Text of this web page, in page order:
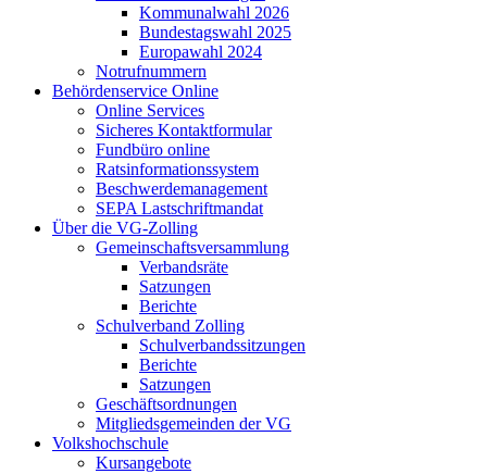
Kommunalwahl 2026
Bundestagswahl 2025
Europawahl 2024
Notrufnummern
Behördenservice Online
Online Services
Sicheres Kontaktformular
Fundbüro online
Ratsinformationssystem
Beschwerdemanagement
SEPA Lastschriftmandat
Über die VG-Zolling
Gemeinschaftsversammlung
Verbandsräte
Satzungen
Berichte
Schulverband Zolling
Schulverbandssitzungen
Berichte
Satzungen
Geschäftsordnungen
Mitgliedsgemeinden der VG
Volkshochschule
Kursangebote